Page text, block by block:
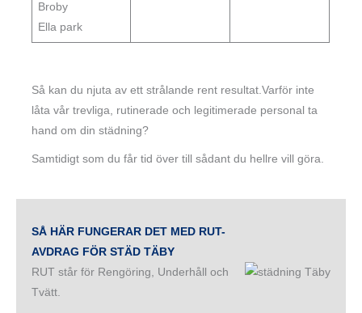
Broby
Ella park
Så kan du njuta av ett strålande rent resultat.Varför inte
låta vår trevliga, rutinerade och legitimerade personal ta
hand om din städning?
Samtidigt som du får tid över till sådant du hellre vill göra.
SÅ HÄR FUNGERAR DET MED RUT-
AVDRAG FÖR STÄD TÄBY
RUT står för Rengöring, Underhåll och
Tvätt.